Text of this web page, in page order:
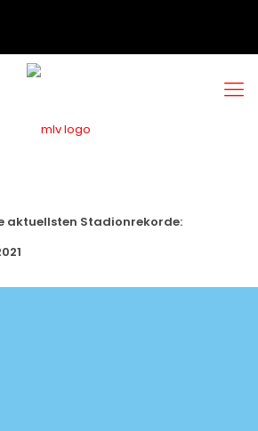
aktuellsten Stadionrekorde: